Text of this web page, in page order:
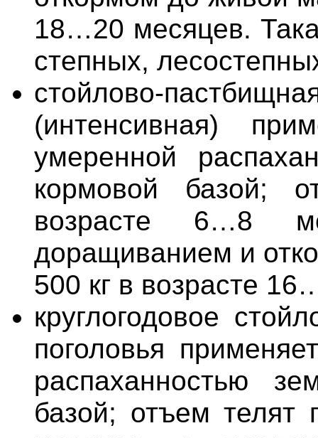
18…20 месяцев.
степных,
стойлово-
(интенсивная)
умеренной
кормовой базой;
возрасте 6…8
доращиванием и
500 кг в возрасте
круглогодовое
поголовья
распаханностью
базой; отъем телят